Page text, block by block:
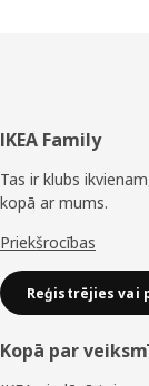
Kājene
IKEA Family
Tas ir klubs
kopā ar mums.
Priekšrocības
Reģistrējies vai
Kopā par